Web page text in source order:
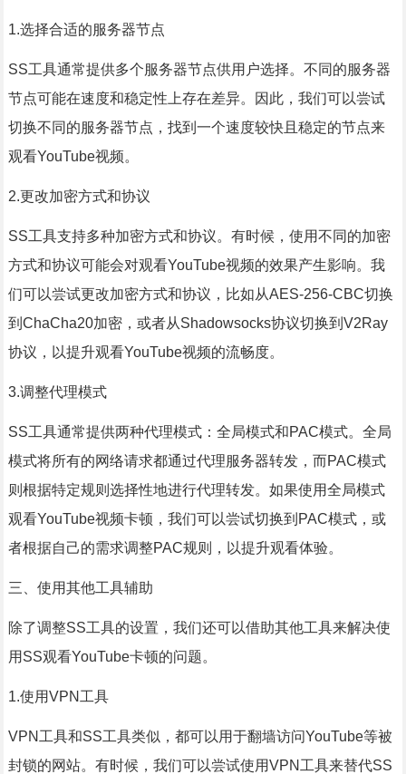
1.选择合适的服务器节点
SS工具通常提供多个服务器节点供用户选择。不同的服务器
节点可能在速度和稳定性上存在差异。因此，我们可以尝试
切换不同的服务器节点，找到一个速度较快且稳定的节点来
观看YouTube视频。
2.更改加密方式和协议
SS工具支持多种加密方式和协议。有时候，使用不同的加密
方式和协议可能会对观看YouTube视频的效果产生影响。我
们可以尝试更改加密方式和协议，比如从AES-256-CBC切换
到ChaCha20加密，或者从Shadowsocks协议切换到V2Ray
协议，以提升观看YouTube视频的流畅度。
3.调整代理模式
SS工具通常提供两种代理模式：全局模式和PAC模式。全局
模式将所有的网络请求都通过代理服务器转发，而PAC模式
则根据特定规则选择性地进行代理转发。如果使用全局模式
观看YouTube视频卡顿，我们可以尝试切换到PAC模式，或
者根据自己的需求调整PAC规则，以提升观看体验。
三、使用其他工具辅助
除了调整SS工具的设置，我们还可以借助其他工具来解决使
用SS观看YouTube卡顿的问题。
1.使用VPN工具
VPN工具和SS工具类似，都可以用于翻墙访问YouTube等被
封锁的网站。有时候，我们可以尝试使用VPN工具来替代SS